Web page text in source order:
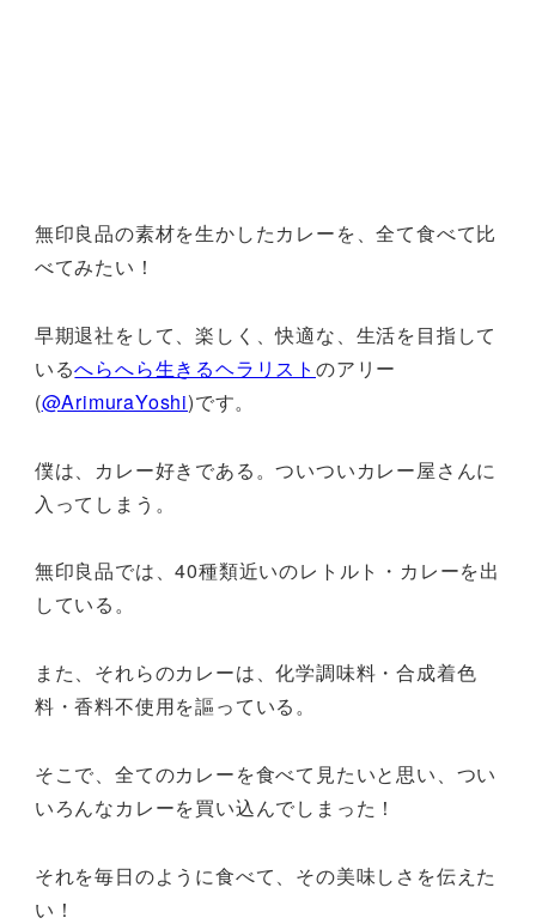
無印良品の素材を生かしたカレーを、全て食べて比
べてみたい！
早期退社をして、楽しく、快適な、生活を目指して
いるへらへら生きるヘラリストのアリー
(@ArimuraYoshi)です。
僕は、カレー好きである。ついついカレー屋さんに
入ってしまう。
無印良品では、40種類近いのレトルト・カレーを出
している。
また、それらのカレーは、化学調味料・合成着色
料・香料不使用を謳っている。
そこで、全てのカレーを食べて見たいと思い、つい
いろんなカレーを買い込んでしまった！
それを毎日のように食べて、その美味しさを伝えた
い！